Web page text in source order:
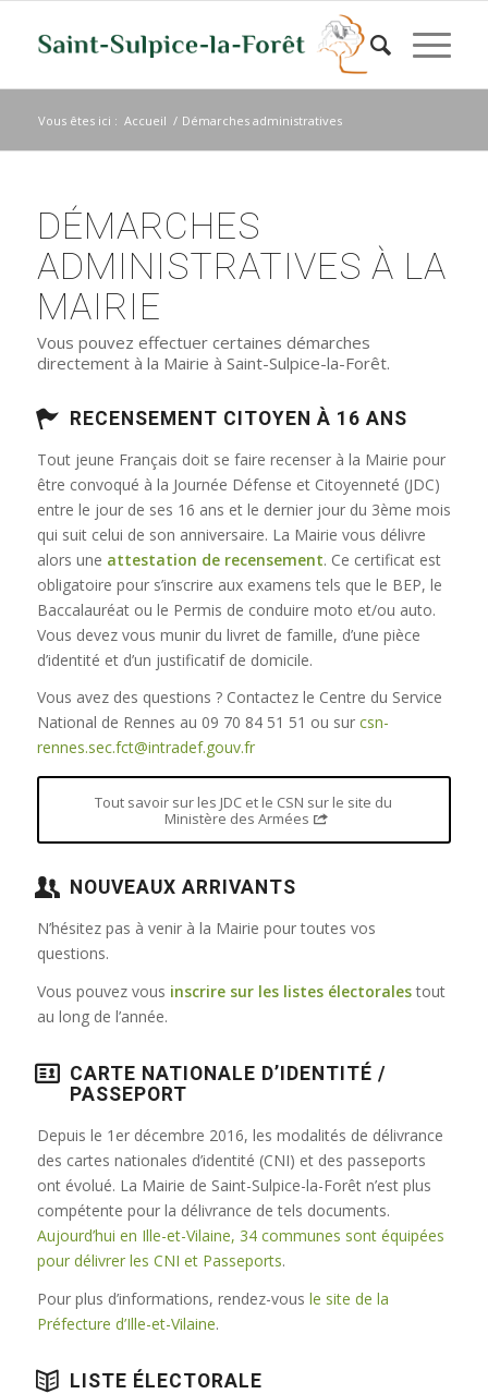
Vous êtes ici : Accueil / Démarches administratives
DÉMARCHES
ADMINISTRATIVES À LA
MAIRIE
Vous pouvez effectuer certaines démarches
directement à la Mairie à Saint-Sulpice-la-Forêt.
RECENSEMENT CITOYEN À 16 ANS
Tout jeune Français doit se faire recenser à la Mairie pour
être convoqué à la Journée Défense et Citoyenneté (JDC)
entre le jour de ses 16 ans et le dernier jour du 3ème mois
qui suit celui de son anniversaire. La Mairie vous délivre
alors une attestation de recensement. Ce certificat est
obligatoire pour s’inscrire aux examens tels que le BEP, le
Baccalauréat ou le Permis de conduire moto et/ou auto.
Vous devez vous munir du livret de famille, d’une pièce
d’identité et d’un justificatif de domicile.
Vous avez des questions ? Contactez le Centre du Service
National de Rennes au 09 70 84 51 51 ou sur csn-
rennes.sec.fct@intradef.gouv.fr
Tout savoir sur les JDC et le CSN sur le site du
Ministère des Armées
NOUVEAUX ARRIVANTS
N’hésitez pas à venir à la Mairie pour toutes vos
questions.
Vous pouvez vous inscrire sur les listes électoralestout
au long de l’année.
CARTE NATIONALE D’IDENTITÉ /
PASSEPORT
Depuis le 1er décembre 2016, les modalités de délivrance
des cartes nationales d’identité (CNI) et des passeports
ont évolué. La Mairie de Saint-Sulpice-la-Forêt n’est plus
compétente pour la délivrance de tels documents.
Aujourd’hui en Ille-et-Vilaine, 34 communes sont équipées
pour délivrer les CNI et Passeports.
Pour plus d’informations, rendez-vous le site de la
Préfecture d’Ille-et-Vilaine.
LISTE ÉLECTORALE